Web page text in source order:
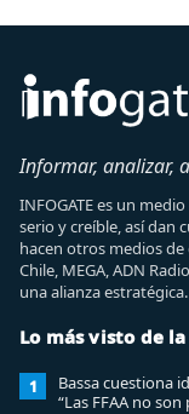
Informar, analizar,
INFOGATE es un
serio y creíble, así dan
hacen otros medios de
Chile, MEGA, ADN
una alianza estratégica.
Lo más visto de
1
Bassa cuestiona
“Las FFAA no son